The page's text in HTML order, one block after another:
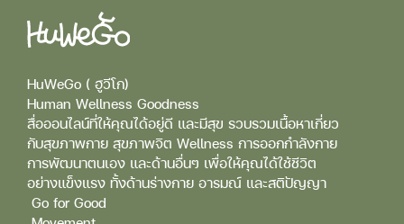
HuWeGo ( ฮูวีโก)
Human Wellness Goodness
สื่อออนไลน์ที่ให้คุณได้อยู่ดี และมีสุข รวบรวมเนื้อหาเกี่ยว
กับสุขภาพกาย สุขภาพจิต Wellness การออกกำลังกาย
การพัฒนาตนเอง และด้านอื่นๆ เพื่อให้คุณได้ใช้ชีวิต
อย่างแข็งแรง ทั้งด้านร่างกาย อารมณ์ และสติปัญญา
Go for Good